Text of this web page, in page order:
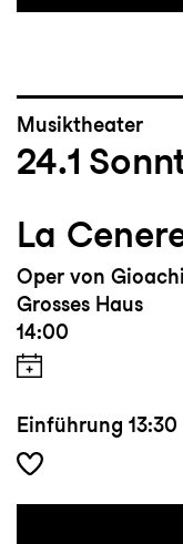
Musiktheater
24.1
La
Oper von
Grosses Haus
14:00
Einführung 13:30